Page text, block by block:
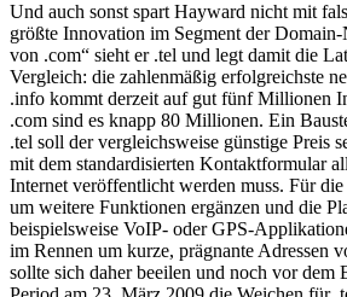
Und auch sonst spart Hayward nicht mit
größte Innovation im Segment der
von .com“ sieht er .tel und legt damit die
Vergleich: die zahlenmäßig erfolgreichste
.info kommt derzeit auf gut fünf Millionen
.com sind es knapp 80 Millionen. Ein
.tel soll der vergleichsweise günstige Preis
mit dem standardisierten Kontaktformular
Internet veröffentlicht werden muss. Für
um weitere Funktionen ergänzen und die
beispielsweise VoIP- oder GPS-
im Rennen um kurze, prägnante Adressen
sollte sich daher beeilen und noch vor dem